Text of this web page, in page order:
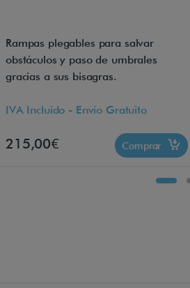
Rampas plegables para salvar
obstáculos y paso de umbrales
gracias a sus bisagras.
IVA Incluido - Envío Gratuito
215,00€ Comprar